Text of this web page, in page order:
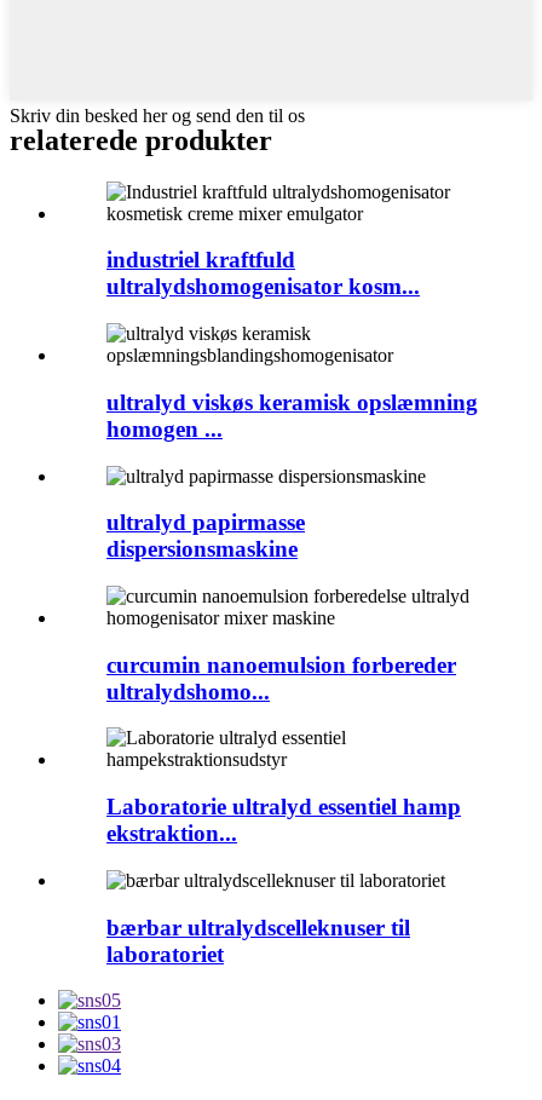
Skriv din besked her og send den til os
relaterede produkter
industriel kraftfuld
ultralydshomogenisator kosm...
ultralyd viskøs keramisk opslæmning
homogen ...
ultralyd papirmasse
dispersionsmaskine
curcumin nanoemulsion forbereder
ultralydshomo...
Laboratorie ultralyd essentiel hamp
ekstraktion...
bærbar ultralydscelleknuser til
laboratoriet